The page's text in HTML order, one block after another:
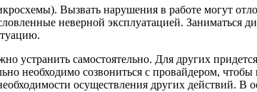
Вызвать нарушения в работе могут
неверной эксплуатацией. Заниматься
устранить самостоятельно. Для других
необходимо созвониться с провайдером, чтобы
осуществления других действий. В